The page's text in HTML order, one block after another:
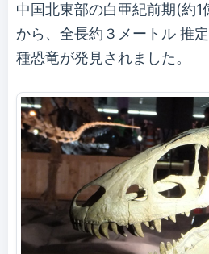
中国北東部の白亜紀前期(約
から、全長約３メートル 推
種恐竜が発見されました。